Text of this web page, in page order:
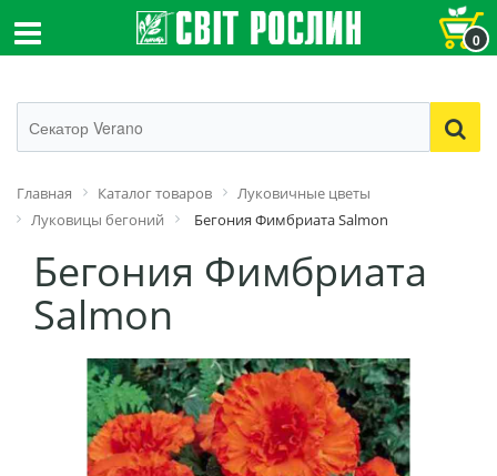
0
Главная Каталог товаров
Луковичные цветы
Луковицы бегоний
Бегония Фимбриата Salmon
Бегония Фимбриата
Salmon